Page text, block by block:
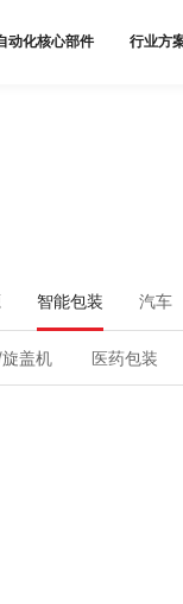
动化核心部件 行业方
智能包装 汽车
盖机 医药包装